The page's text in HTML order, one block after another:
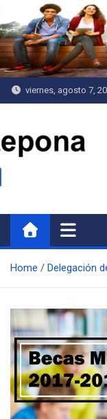
al
contenido
viernes, agosto 7,
Home Delegación